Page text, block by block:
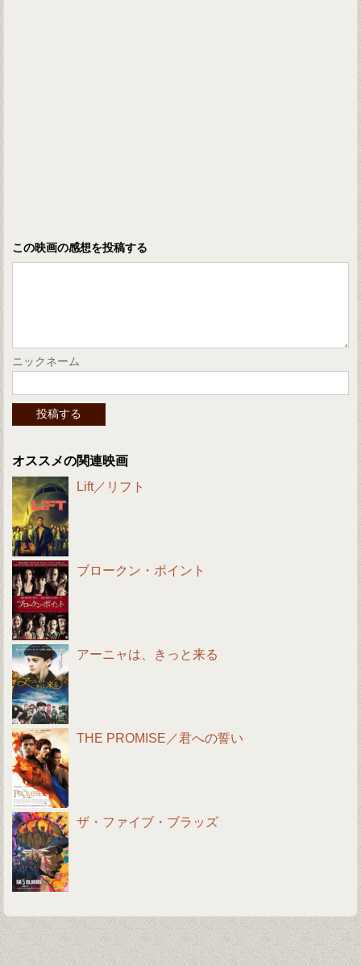
この映画の感想を投稿する
ニックネーム
オススメの関連映画
Lift／リフト
ブロークン・ポイント
アーニャは、きっと来る
THE PROMISE／君への誓い
ザ・ファイブ・ブラッズ